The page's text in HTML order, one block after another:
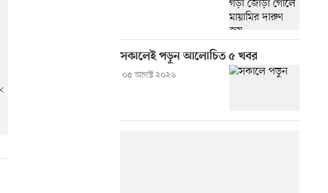
সকালেই পড়ুন আলোচিত ৫ খবর
০৫ আগস্ট ২০২৬